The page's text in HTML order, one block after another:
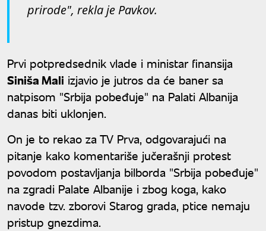
prirode", rekla je Pavkov.
Prvi potpredsednik vlade i ministar finansija
Siniša Mali izjavio je jutros da će baner sa
natpisom "Srbija pobeđuje" na Palati Albanija
danas biti uklonjen.
On je to rekao za TV Prva, odgovarajući na
pitanje kako komentariše jučerašnji protest
povodom postavljanja bilborda "Srbija pobeđuje"
na zgradi Palate Albanije i zbog koga, kako
navode tzv. zborovi Starog grada, ptice nemaju
pristup gnezdima.